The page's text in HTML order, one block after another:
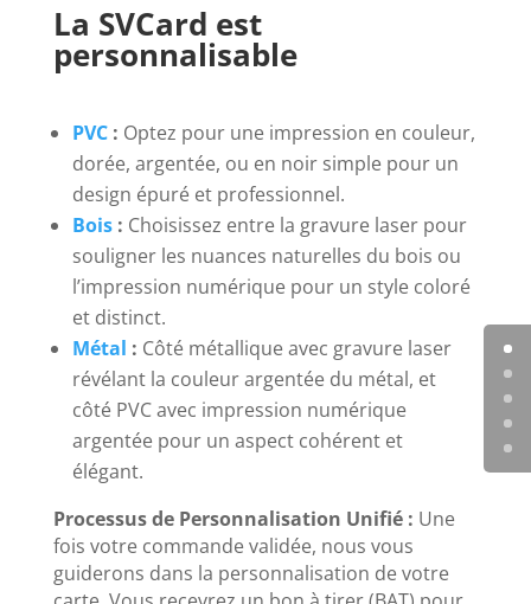
La SVCard est
personnalisable
PVC: Optez pour une impression en couleur,
dorée, argentée, ou en noir simple pour un
design épuré et professionnel.
Bois: Choisissez entre la gravure laser pour
souligner les nuances naturelles du bois ou
l’impression numérique pour un style coloré
et distinct.
Métal : Côté métallique avec gravure laser
révélant la couleur argentée du métal, et
côté PVC avec impression numérique
argentée pour un aspect cohérent et
élégant.
Processus de Personnalisation Unifié : Une
fois votre commande validée, nous vous
guiderons dans la personnalisation de votre